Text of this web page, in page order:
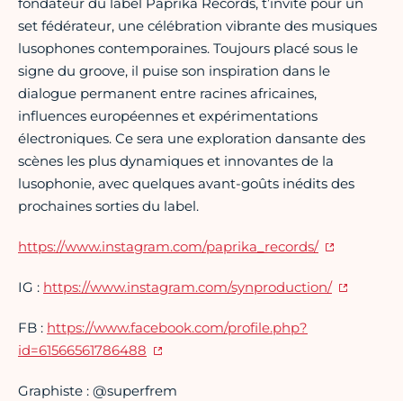
fondateur du label Paprika Records, t’invite pour un
set fédérateur, une célébration vibrante des musiques
lusophones contemporaines. Toujours placé sous le
signe du groove, il puise son inspiration dans le
dialogue permanent entre racines africaines,
influences européennes et expérimentations
électroniques. Ce sera une exploration dansante des
scènes les plus dynamiques et innovantes de la
lusophonie, avec quelques avant-goûts inédits des
prochaines sorties du label.
https://www.instagram.com/paprika_records/
IG : https://www.instagram.com/synproduction/
FB : https://www.facebook.com/profile.php?
id=61566561786488
Graphiste : @superfrem